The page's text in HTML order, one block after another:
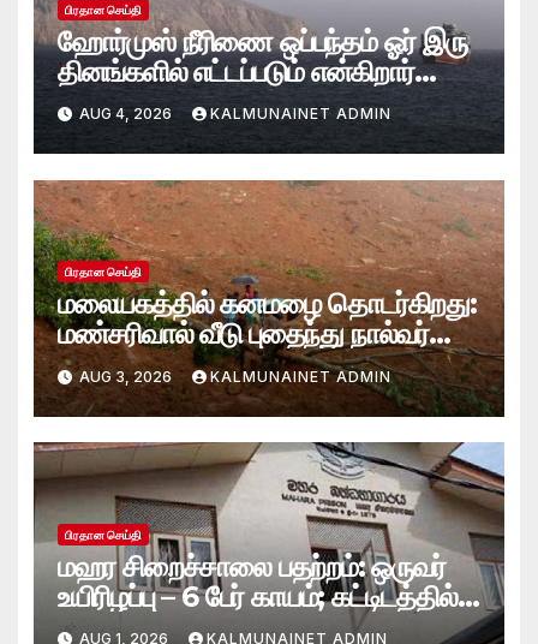
பிரதான செய்தி
ஹோர்முஸ் நீரிணை ஒப்பந்தம் ஓர் இரு
தினங்களில் எட்டப்படும் என்கிறார்
அமெரிக்க கருவூலச் செயலாளர்
ஸ்காட் பெசென்ட்!
AUG 4, 2026 KALMUNAINET ADMIN
பிரதான செய்தி
மலையகத்தில் கனமழை தொடர்கிறது:
மண்சரிவால் வீடு புதைந்து நால்வர்
மாயம்
AUG 3, 2026 KALMUNAINET ADMIN
பிரதான செய்தி
மஹர சிறைச்சாலை பதற்றம்: ஒருவர்
உயிரிழப்பு – 6 பேர் காயம்; கட்டிடத்தில்
பாரிய தீ
AUG 1, 2026 KALMUNAINET ADMIN